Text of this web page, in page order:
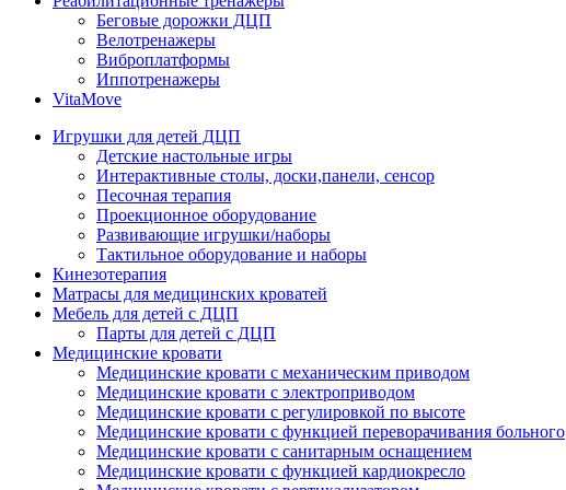
Беговые дорожки ДЦП
Велотренажеры
Виброплатформы
Иппотренажеры
VitaMove
Игрушки для детей ДЦП
Детские настольные игры
Интерактивные столы, доски,панели, сенсор
Песочная терапия
Проекционное оборудование
Развивающие игрушки/наборы
Тактильное оборудование и наборы
Кинезотерапия
Матрасы для медицинских кроватей
Мебель для детей с ДЦП
Парты для детей с ДЦП
Медицинские кровати
Медицинские кровати с механическим приводом
Медицинские кровати с электроприводом
Медицинские кровати с регулировкой по высоте
Медицинские кровати с функцией переворачивания больного
Медицинские кровати с санитарным оснащением
Медицинские кровати с функцией кардиокресло